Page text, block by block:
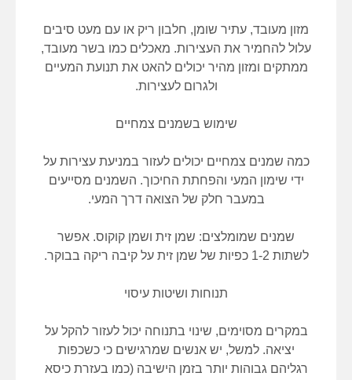
מזון מעובד, עתיר שומן, חלבון ריק או עם מעט סיבים
עלול להחמיר את העצירות. מאכלים כמו בשר מעובד,
ממתקים ומזון מהיר יכולים להאט את תנועת המעיים
ולגרום לעצירות.
שימוש בשמנים צמחיים
כמה שמנים צמחיים יכולים לעזור במניעת עצירות על
ידי שימון המעי והפחתת החיכוך. השמנים מסייעים
במעבר חלק של הצואה דרך המעי.
שמנים שמומלצים: שמן זית ושמן קוקוס. אפשר
לשתות 1-2 כפיות של שמן זית על קיבה ריקה בבוקר.
תנוחות ושיטות עיסוי
במקרים מסוימים, שינוי בתנוחה יכול לעזור להקל על
יציאה. למשל, יש אנשים שמרגישים כי כשכפות
רגליהם גבוהות יותר בזמן הישיבה (כמו בעזרת כיסא